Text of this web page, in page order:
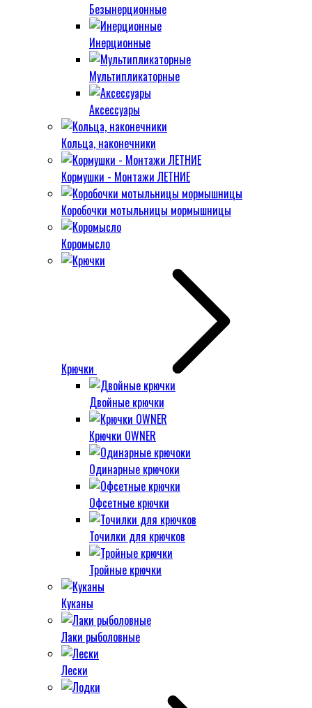
Безынерционные
Инерционные
Мультипликаторные
Аксессуары
Кольца, наконечники
Кормушки - Монтажи ЛЕТНИЕ
Коробочки мотыльницы мормышницы
Коромысло
Крючки
Двойные крючки
Крючки OWNER
Одинарные крючоки
Офсетные крючки
Точилки для крючков
Тройные крючки
Куканы
Лаки рыболовные
Лески